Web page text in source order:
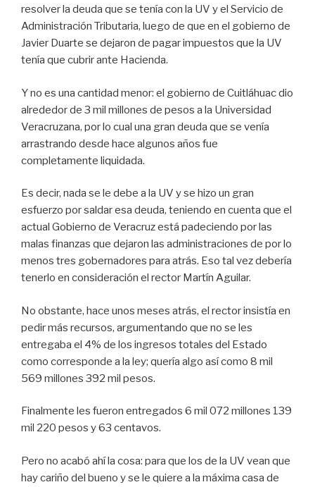
resolver la deuda que se tenía con la UV y el Servicio de
Administración Tributaria, luego de que en el gobierno de
Javier Duarte se dejaron de pagar impuestos que la UV
tenía que cubrir ante Hacienda.
Y no es una cantidad menor: el gobierno de Cuitláhuac dio
alrededor de 3 mil millones de pesos a la Universidad
Veracruzana, por lo cual una gran deuda que se venía
arrastrando desde hace algunos años fue
completamente liquidada.
Es decir, nada se le debe a la UV y se hizo un gran
esfuerzo por saldar esa deuda, teniendo en cuenta que el
actual Gobierno de Veracruz está padeciendo por las
malas finanzas que dejaron las administraciones de por lo
menos tres gobernadores para atrás. Eso tal vez debería
tenerlo en consideración el rector Martín Aguilar.
No obstante, hace unos meses atrás, el rector insistía en
pedir más recursos, argumentando que no se les
entregaba el 4% de los ingresos totales del Estado
como corresponde a la ley; quería algo así como 8 mil
569 millones 392 mil pesos.
Finalmente les fueron entregados 6 mil 072 millones 139
mil 220 pesos y 63 centavos.
Pero no acabó ahí la cosa: para que los de la UV vean que
hay cariño del bueno y se le quiere a la máxima casa de